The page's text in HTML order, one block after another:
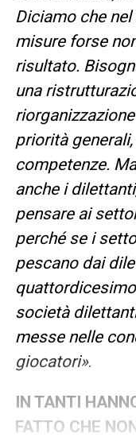
Diciamo che
misure forse
risultato.
una
priorità
competenze.
anche i
pensare ai
perché se i
pescano dai
società
messe nelle
giocatori».
IN TANTI
FATTO CHE